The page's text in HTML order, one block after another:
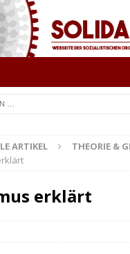
ARTIKEL
THEORIE &
erklärt